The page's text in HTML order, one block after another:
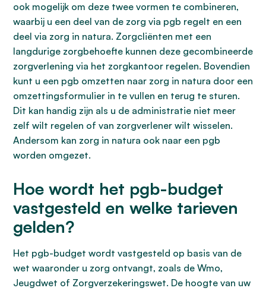
ook mogelijk om deze twee vormen te combineren,
waarbij u een deel van de zorg via pgb regelt en een
deel via zorg in natura. Zorgcliënten met een
langdurige zorgbehoefte kunnen deze gecombineerde
zorgverlening via het zorgkantoor regelen. Bovendien
kunt u een pgb omzetten naar zorg in natura door een
omzettingsformulier in te vullen en terug te sturen.
Dit kan handig zijn als u de administratie niet meer
zelf wilt regelen of van zorgverlener wilt wisselen.
Andersom kan zorg in natura ook naar een pgb
worden omgezet.
Hoe wordt het pgb-budget
vastgesteld en welke tarieven
gelden?
Het pgb-budget wordt vastgesteld op basis van de
wet waaronder u zorg ontvangt, zoals de Wmo,
Jeugdwet of Zorgverzekeringswet. De hoogte van uw